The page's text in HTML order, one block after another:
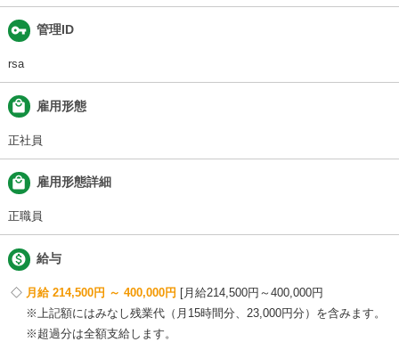
vpn_key 管理ID
rsa
local_mall 雇用形態
正社員
local_mall 雇用形態詳細
正職員
 給与
月給 214,500円 ～ 400,000円
月給214,500円～400,000円
※上記額にはみなし残業代（月15時間分、23,000円分）を含みます。
※超過分は全額支給します。